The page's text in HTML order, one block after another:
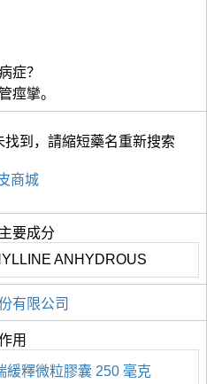
症？
痙攣。
找到，請縮短藥名重新搜索
商城
要成分
ANHYDROUS
有限公司
用
緩釋微粒膠囊 250 毫克